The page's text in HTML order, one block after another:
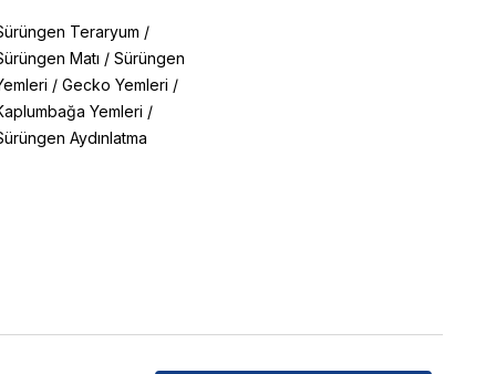
Teraryum /
Matı / Sürüngen
/ Gecko Yemleri /
Yemleri /
Aydınlatma